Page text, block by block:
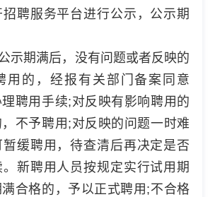
聘服务平台进行公示，公示期
示期满后，没有问题或者反映的
用的，经报有关部门备案同意
聘用手续;对反映有影响聘用的
不予聘用;对反映的问题一时难
暂缓聘用，待查清后再决定是否
新聘用人员按规定实行试用期
合格的，予以正式聘用;不合格